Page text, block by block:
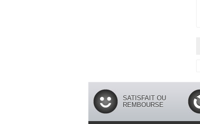
SATISFAIT OU
REMBOURSE